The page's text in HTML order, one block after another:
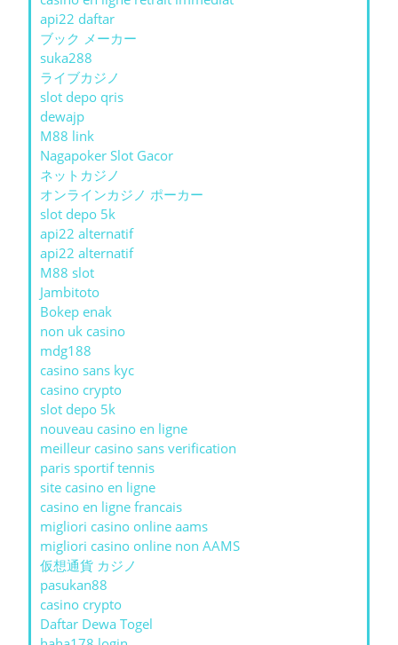
api22 daftar
ブック メーカー
suka288
ライブカジノ
slot depo qris
dewajp
M88 link
Nagapoker Slot Gacor
ネットカジノ
オンラインカジノ ポーカー
slot depo 5k
api22 alternatif
api22 alternatif
M88 slot
Jambitoto
Bokep enak
non uk casino
mdg188
casino sans kyc
casino crypto
slot depo 5k
nouveau casino en ligne
meilleur casino sans verification
paris sportif tennis
site casino en ligne
casino en ligne francais
migliori casino online aams
migliori casino online non AAMS
仮想通貨 カジノ
pasukan88
casino crypto
Daftar Dewa Togel